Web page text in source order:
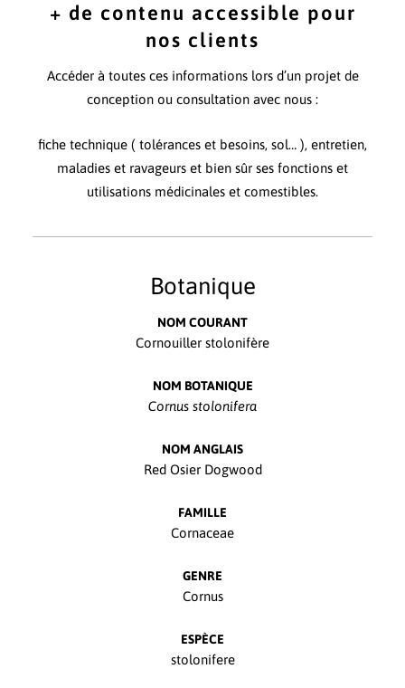
+ de contenu accessible pour
nos clients
Accéder à toutes ces informations lors d’un projet de
conception ou consultation avec nous :
fiche technique ( tolérances et besoins, sol… ), entretien,
maladies et ravageurs et bien sûr ses fonctions et
utilisations médicinales et comestibles.
Botanique
NOM COURANT
Cornouiller stolonifère
NOM BOTANIQUE
Cornus stolonifera
NOM ANGLAIS
Red Osier Dogwood
FAMILLE
Cornaceae
GENRE
Cornus
ESPÈCE
stolonifere